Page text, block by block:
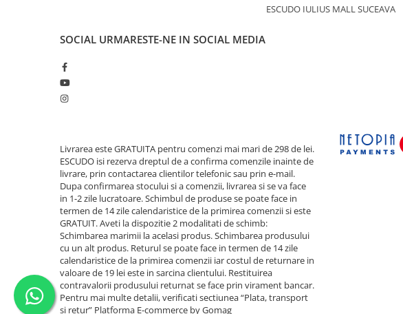
ESCUDO IULIUS MALL SUCEAVA
SOCIAL URMARESTE-NE IN SOCIAL MEDIA
Livrarea este GRATUITA pentru comenzi mai mari de 298 de lei.
ESCUDO isi rezerva dreptul de a confirma comenzile inainte de
livrare, prin contactarea clientilor telefonic sau prin e-mail.
Dupa confirmarea stocului si a comenzii, livrarea si se va face
in 1-2 zile lucratoare. Schimbul de produse se poate face in
termen de 14 zile calendaristice de la primirea comenzii si este
GRATUIT. Aveti la dispozitie 2 modalitati de schimb:
Schimbarea marimii la acelasi produs. Schimbarea produsului
cu un alt produs. Returul se poate face in termen de 14 zile
calendaristice de la primirea comenzii iar costul de returnare in
valoare de 19 lei este in sarcina clientului. Restituirea
contravalorii produsului returnat se face prin virament bancar.
Pentru mai multe detalii, verificati sectiunea “Plata, transport
si retur” Platforma E-commerce by Gomag